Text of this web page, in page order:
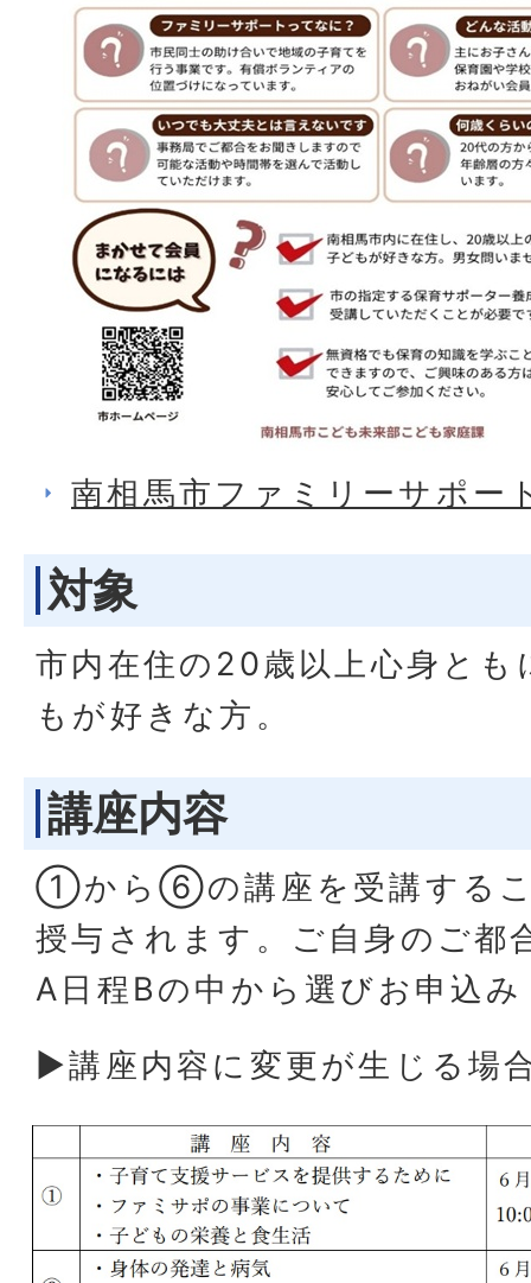
南相馬市ファミリーサポー
対象
市内在住の20歳以上心身とも
もが好きな方。
講座内容
①から⑥の講座を受講するこ
授与されます。ご自身のご都
A日程Bの中から選びお申込
▶講座内容に変更が生じる場